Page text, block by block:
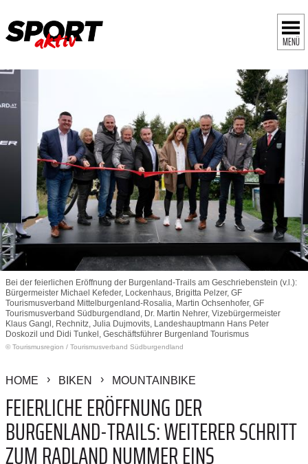
MENÜ
Bei der feierlichen Eröffnung der Burgenland-Trails am Geschriebenstein (v.l.):
Bürgermeister Michael Kefeder, Lockenhaus, Brigitta Pelzer, GF
Tourismusverband Mittelburgenland-Rosalia, Martin Ochsenhofer, GF
Tourismusverband Südburgendland, Dr. Martin Nehrer, Vizebürgermeister
Klaus Gangl, Rechnitz, Julia Dujmovits, Landeshauptmann Hans Peter
Doskozil und Didi Tunkel, Geschäftsführer Burgenland Tourismus
© Tourismusregion / Tourismusverband Südburgendland
HOME BIKEN MOUNTAINBIKE
FEIERLICHE ERÖFFNUNG DER
BURGENLAND-TRAILS: WEITERER SCHRITT
ZUM RADLAND NUMMER EINS